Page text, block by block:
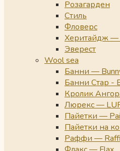
Розагарден
Стиль
Фловерс
Херитайдж —
Эверест
Wool sea
Банни —
Банни Стар -
Кролик
Люрекс —
Пайетки —
Пайетки на
Раффи —